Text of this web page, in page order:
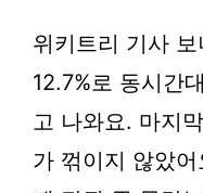
위키트리 기사
12.7%로 동시간
고 나와요. 마지
가 꺾이지 않았